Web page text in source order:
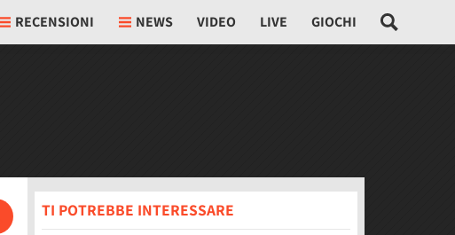
RECENSIONI NEWS VIDEO LIVE GIOCHI
TI POTREBBE INTERESSARE